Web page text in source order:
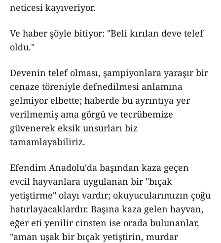
neticesi kayıveriyor.
Ve haber şöyle bitiyor: "Beli kırılan deve telef
oldu."
Devenin telef olması, şampiyonlara yaraşır bir
cenaze töreniyle defnedilmesi anlamına
gelmiyor elbette; haberde bu ayrıntıya yer
verilmemiş ama görgü ve tecrübemize
güvenerek eksik unsurları biz
tamamlayabiliriz.
Efendim Anadolu'da başından kaza geçen
evcil hayvanlara uygulanan bir "bıçak
yetiştirme" olayı vardır; okuyucularımızın çoğu
hatırlayacaklardır. Başına kaza gelen hayvan,
eğer eti yenilir cinsten ise orada bulunanlar,
"aman uşak bir bıçak yetiştirin, murdar